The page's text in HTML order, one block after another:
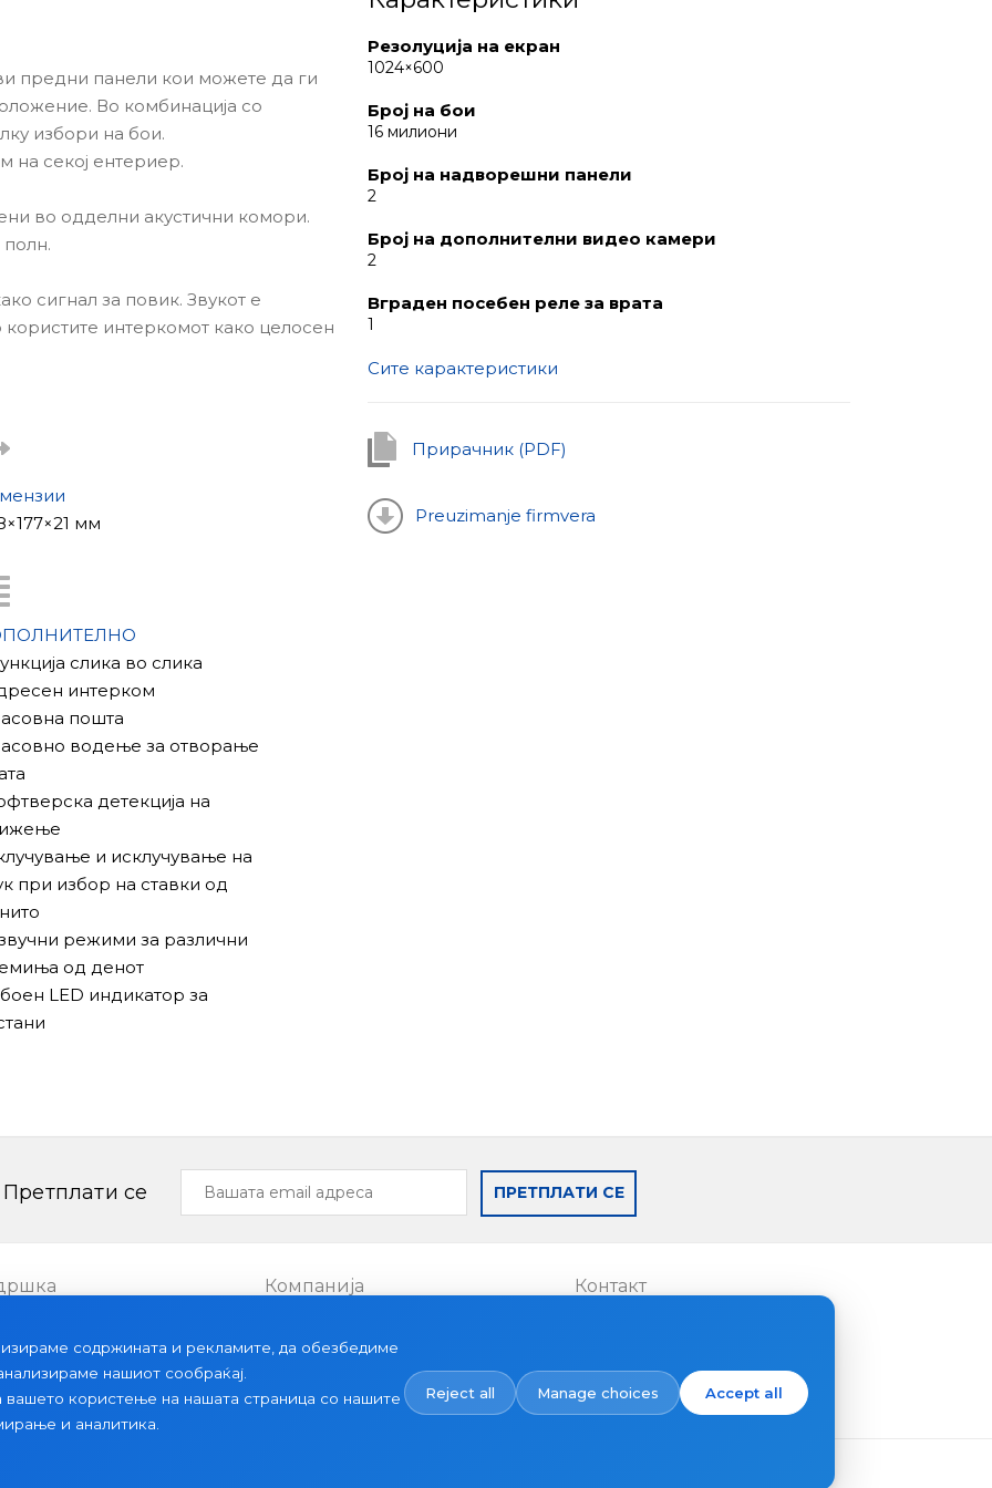
предни панели кои можете да ги
Во комбинација со
избори на бои.
на секој ентериер.
во одделни акустични комори.
сигнал за повик. Звукот е
интеркомот како целосен
видео стандарди и поддржува до
во-слика“, посебно реле,
и гласовно водење за отворање
и поддржува поврзување на
мм
слика во слика
интерком
пошта
водење за отворање
детекција на
и исклучување на
при избор на ставки од
звучни режими за различни
од денот
боен LED индикатор за
Резолуција на екран
1024×600
Број на бои
16 милиони
Број на надворешни панели
2
Број на дополнителни видео камери
2
Вграден посебен реле за врата
1
Сите карактеристики
Прирачник (PDF)
Preuzimanje firmvera
Претплати се
Вашата
email
ПРЕТПЛАТИ СЕ
Компанија
Вести
Контакт
содржината и рекламите, да обезбедиме
нашиот сообраќај.
користење на нашата страница со нашите
и аналитика.
Reject all Manage choices Accept all